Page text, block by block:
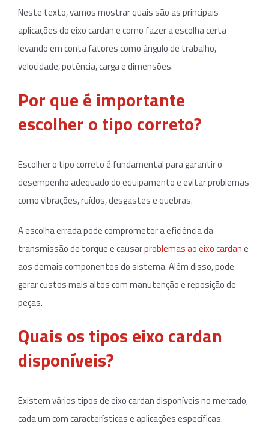
Neste texto, vamos mostrar quais são as principais
aplicações do eixo cardan e como fazer a escolha certa
levando em conta fatores como ângulo de trabalho,
velocidade, potência, carga e dimensões.
Por que é importante
escolher o tipo correto?
Escolher o tipo correto é fundamental para garantir o
desempenho adequado do equipamento e evitar problemas
como vibrações, ruídos, desgastes e quebras.
A escolha errada pode comprometer a eficiência da
transmissão de torque e causarproblemas ao eixo cardane
aos demais componentes do sistema. Além disso, pode
gerar custos mais altos com manutenção e reposição de
peças.
Quais os tipos eixo cardan
disponíveis?
Existem vários tipos de eixo cardan disponíveis no mercado,
cada um com características e aplicações específicas.